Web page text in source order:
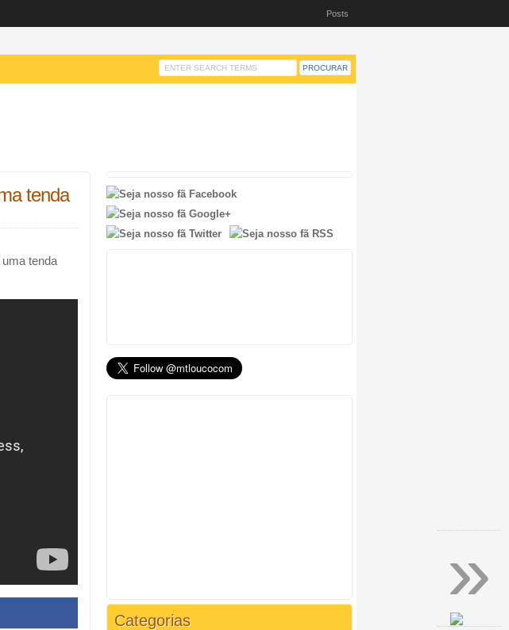
Posts
tenda
tenda
Categorias
»